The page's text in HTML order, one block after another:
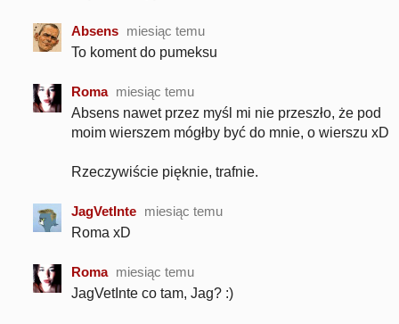
Absens miesiąc temu
To koment do pumeksu
Roma miesiąc temu
Absens nawet przez myśl mi nie przeszło, że pod
moim wierszem mógłby być do mnie, o wierszu xD
Rzeczywiście pięknie, trafnie.
JagVetInte miesiąc temu
Roma xD
Roma miesiąc temu
JagVetInte co tam, Jag? :)